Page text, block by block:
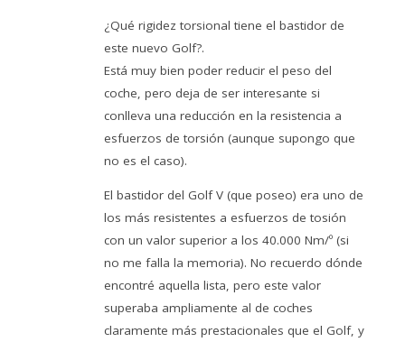
¿Qué rigidez torsional tiene el bastidor de
este nuevo Golf?.
Está muy bien poder reducir el peso del
coche, pero deja de ser interesante si
conlleva una reducción en la resistencia a
esfuerzos de torsión (aunque supongo que
no es el caso).
El bastidor del Golf V (que poseo) era uno de
los más resistentes a esfuerzos de tosión
con un valor superior a los 40.000 Nm/º (si
no me falla la memoria). No recuerdo dónde
encontré aquella lista, pero este valor
superaba ampliamente al de coches
claramente más prestacionales que el Golf, y